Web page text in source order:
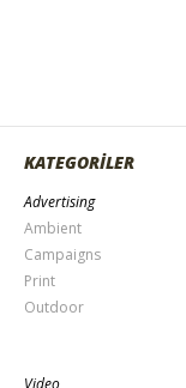
KATEGORİLER
Advertising
Ambient
Campaigns
Print
Outdoor
Video